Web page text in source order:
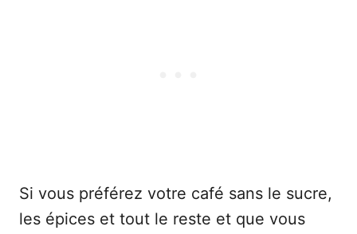
Si vous préférez votre café sans le sucre,
les épices et tout le reste et que vous